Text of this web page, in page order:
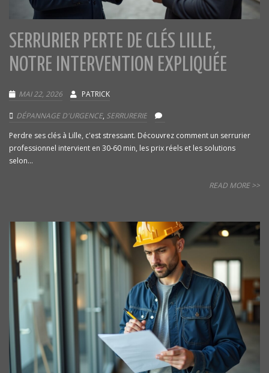
SERRURIER PERTE DE CLÉS LILLE,
NOTRE INTERVENTION EXPLIQUÉE
MAI 22, 2026 PATRICK
DÉPANNAGE D'URGENCE, SERRURERIE
Perdre ses clés à Lille, c'est stressant. Découvrez comment un serrurier
professionnel intervient en 30-60 min, les prix réels et les solutions
selon...
READ MORE >>